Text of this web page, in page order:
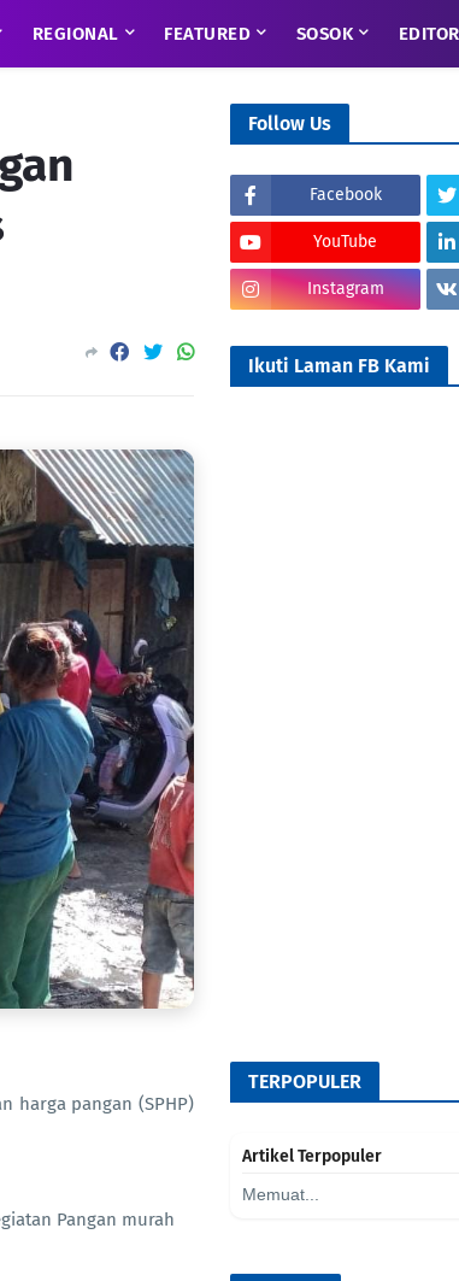
REGIONAL FEATURED SOSOK
harga pangan (SPHP)
Pangan murah
Follow Us
Facebook
YouTube
Instagram
Ikuti Laman FB Kami
TERPOPULER
Artikel Terpopuler
Memuat...